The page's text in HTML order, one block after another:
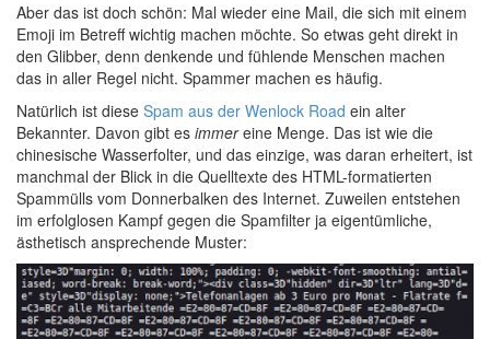
Aber das ist doch schön: Mal wieder eine Mail, die sich mit einem
Emoji im Betreff wichtig machen möchte. So etwas geht direkt in
den Glibber, denn denkende und fühlende Menschen machen
das in aller Regel nicht. Spammer machen es häufig.
Natürlich ist diese Spam aus der Wenlock Road ein alter
Bekannter. Davon gibt es immereine Menge. Das ist wie die
chinesische Wasserfolter, und das einzige, was daran erheitert, ist
manchmal der Blick in die Quelltexte des HTML-formatierten
Spammülls vom Donnerbalken des Internet. Zuweilen entstehen
im erfolglosen Kampf gegen die Spamfilter ja eigentümliche,
ästhetisch ansprechende Muster: